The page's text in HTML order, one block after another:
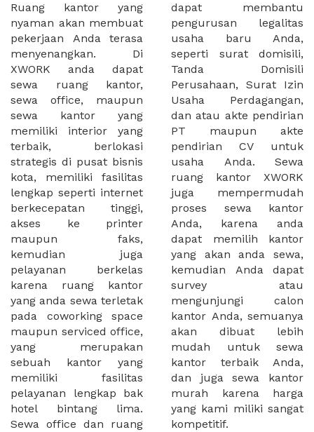
Ruang kantor yang
nyaman akan membuat
pekerjaan Anda terasa
menyenangkan. Di
XWORK anda dapat
sewa ruang kantor,
sewa office, maupun
sewa kantor yang
memiliki interior yang
terbaik, berlokasi
strategis di pusat bisnis
kota, memiliki fasilitas
lengkap seperti internet
berkecepatan tinggi,
akses ke printer
maupun faks,
kemudian juga
pelayanan berkelas
karena ruang kantor
yang anda sewa terletak
pada coworking space
maupun serviced office,
yang merupakan
sebuah kantor yang
memiliki fasilitas
pelayanan lengkap bak
hotel bintang lima.
Sewa office dan ruang
dapat membantu
pengurusan legalitas
usaha baru Anda,
seperti surat domisili,
Tanda Domisili
Perusahaan, Surat Izin
Usaha Perdagangan,
dan atau akte pendirian
PT maupun akte
pendirian CV untuk
usaha Anda. Sewa
ruang kantor XWORK
juga mempermudah
proses sewa kantor
Anda, karena anda
dapat memilih kantor
yang akan anda sewa,
kemudian Anda dapat
survey atau
mengunjungi calon
kantor Anda, semuanya
akan dibuat lebih
mudah untuk sewa
kantor terbaik Anda,
dan juga sewa kantor
murah karena harga
yang kami miliki sangat
kompetitif.